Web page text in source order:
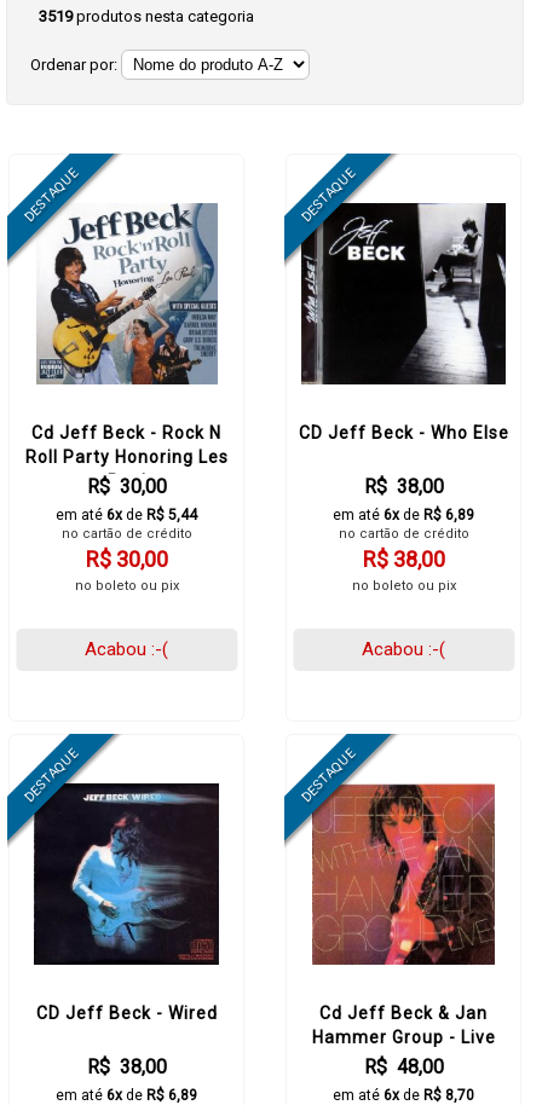
3519produtos nesta categoria
Ordenar por:
Cd Jeff Beck - Rock N
Roll Party Honoring Les
Paul
R$ 30,00
em até 6xde R$ 5,44
no cartão de crédito
R$ 30,00
no boleto ou pix
Acabou :-(
CD Jeff Beck - Who Else
R$ 38,00
em até 6xde R$ 6,89
no cartão de crédito
R$ 38,00
no boleto ou pix
Acabou :-(
CD Jeff Beck - Wired
R$ 38,00
em até 6xde R$ 6,89
Cd Jeff Beck & Jan
Hammer Group - Live
R$ 48,00
em até 6xde R$ 8,70